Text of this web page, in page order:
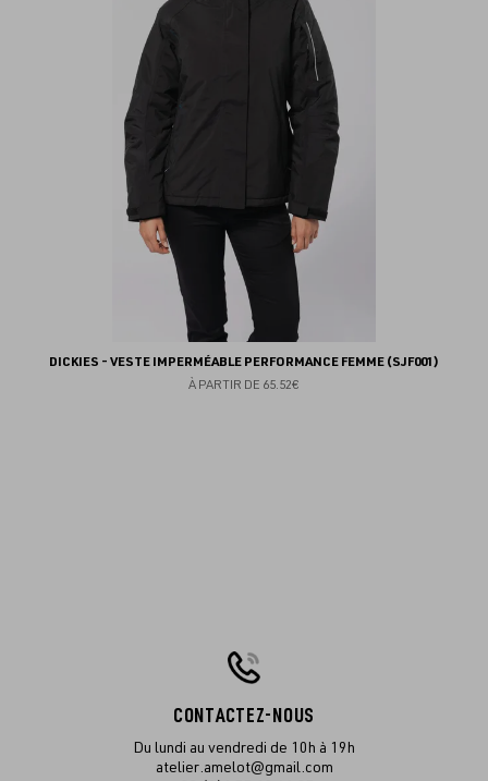
DICKIES - VESTE IMPERMÉABLE PERFORMANCE FEMME (SJF001)
À PARTIR DE 65.52€
CONTACTEZ-NOUS
Du lundi au vendredi de 10h à 19h
atelier.amelot@gmail.com